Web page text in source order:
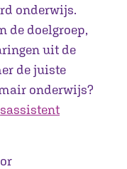
onderwijs.
de doelgroep,
uit de
de juiste
onderwijs?